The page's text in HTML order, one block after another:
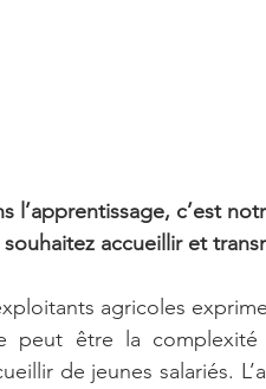
l’apprentissage, c’est
souhaitez accueillir et
agricoles
peut être la
de jeunes salariés.